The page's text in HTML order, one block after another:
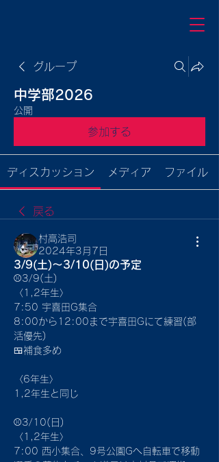
グループ
中学部2026
公開
参加する
ディスカッション メディア ファイル
戻る
村高浩司
2024年3月7日
3/9(土)〜3/10(日)の予定
⚾3/9(土)
〈1,2年生〉
7:50 宇喜田G集合
8:00から12:00まで宇喜田Gにて練習(部
活優先)
🍱補食多め
〈6年生〉
1,2年生と同じ
⚾3/10(日)
〈1,2年生〉
7:00 西小集合、9号公園Gへ自転車で移動